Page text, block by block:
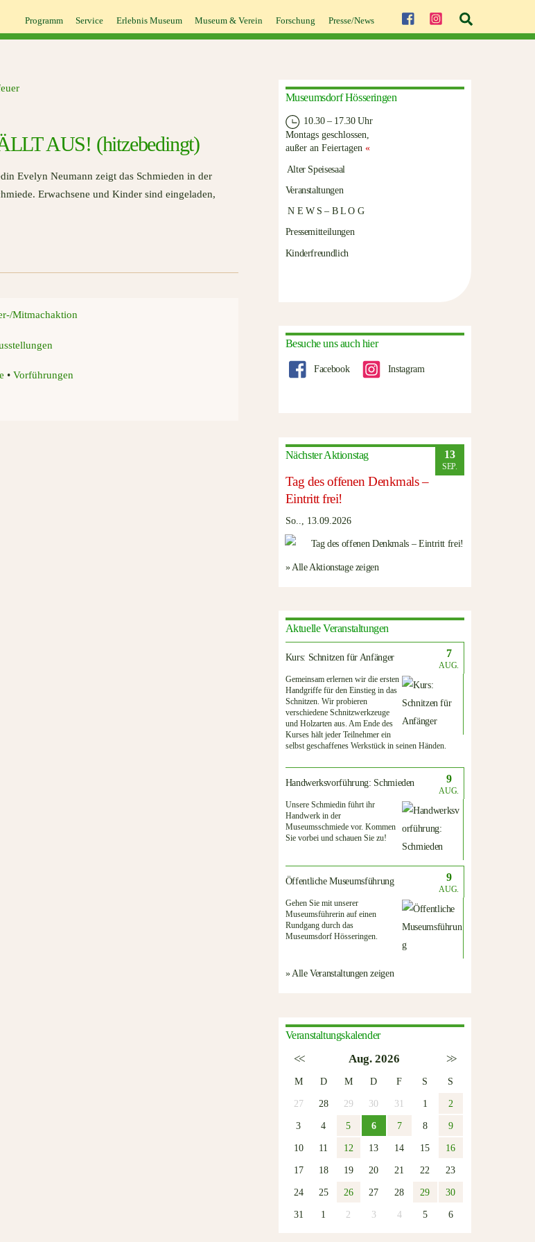
Programm Service Erlebnis Museum Museum & Verein Forschung Presse/News
AUS! (hitzebedingt)
Evelyn Neumann zeigt das Schmieden in der
Erwachsene und Kinder sind eingeladen,
Mitmachaktion
• Vorführungen
Museumsdorf Hösseringen
10.30 – 17.30 Uhr
Montags geschlossen,
außer an Feiertagen «
Alter Speisesaal
Veranstaltungen
N E W S – B L O G
Pressemitteilungen
Kinderfreundlich
Besuche uns auch hier
Facebook Instagram
Nächster Aktionstag 13
SEP.
Tag des offenen Denkmals –
Eintritt frei!
So.., 13.09.2026
» Alle Aktionstage zeigen
Aktuelle Veranstaltungen
Kurs: Schnitzen für Anfänger 7
AUG.
Gemeinsam erlernen wir die ersten
Handgriffe für den Einstieg in das
Schnitzen. Wir probieren
verschiedene Schnitzwerkzeuge
und Holzarten aus. Am Ende des
Kurses hält jeder Teilnehmer ein
selbst geschaffenes Werkstück in seinen Händen.
Handwerksvorführung: Schmieden 9
AUG.
Unsere Schmiedin führt ihr
Handwerk in der
Museumsschmiede vor. Kommen
Sie vorbei und schauen Sie zu!
Öffentliche Museumsführung 9
AUG.
Gehen Sie mit unserer
Museumsführerin auf einen
Rundgang durch das
Museumsdorf Hösseringen.
» Alle Veranstaltungen zeigen
Veranstaltungskalender
<< Aug. 2026 >>
M D M D F S
S
27
28 29 30 31 1
2
3
4 5 6 7 8
9
10
11 12 13 14 15
16
17
18 19 20 21 22
23
24
25 26 27 28 29
30
31
1 2 3 4 5 6